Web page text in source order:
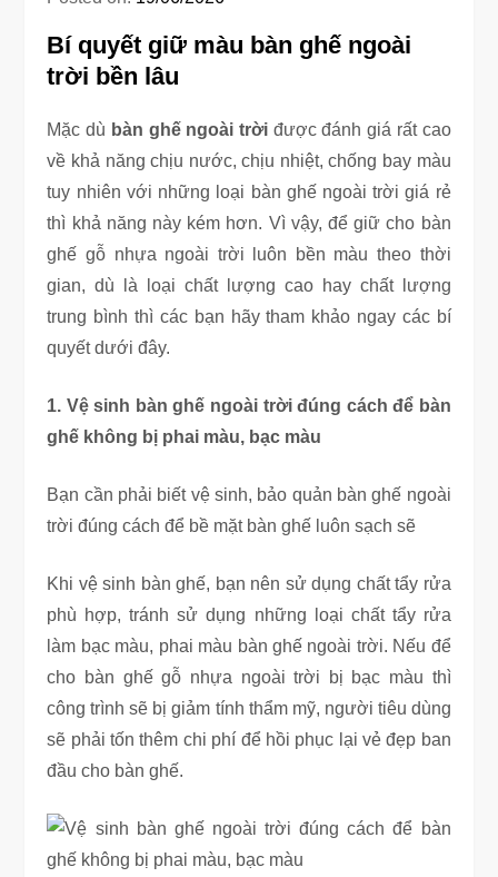
Bí quyết giữ màu bàn ghế ngoài
trời bền lâu
Mặc dù bàn ghế ngoài trời được đánh giá rất cao
về khả năng chịu nước, chịu nhiệt, chống bay màu
tuy nhiên với những loại bàn ghế ngoài trời giá rẻ
thì khả năng này kém hơn. Vì vậy, để giữ cho bàn
ghế gỗ nhựa ngoài trời luôn bền màu theo thời
gian, dù là loại chất lượng cao hay chất lượng
trung bình thì các bạn hãy tham khảo ngay các bí
quyết dưới đây.
1. Vệ sinh bàn ghế ngoài trời đúng cách để bàn
ghế không bị phai màu, bạc màu
Bạn cần phải biết vệ sinh, bảo quản bàn ghế ngoài
trời đúng cách để bề mặt bàn ghế luôn sạch sẽ
Khi vệ sinh bàn ghế, bạn nên sử dụng chất tẩy rửa
phù hợp, tránh sử dụng những loại chất tẩy rửa
làm bạc màu, phai màu bàn ghế ngoài trời. Nếu để
cho bàn ghế gỗ nhựa ngoài trời bị bạc màu thì
công trình sẽ bị giảm tính thẩm mỹ, người tiêu dùng
sẽ phải tốn thêm chi phí để hồi phục lại vẻ đẹp ban
đầu cho bàn ghế.